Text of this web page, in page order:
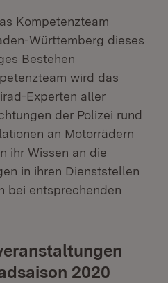
Kompetenzteam
Württemberg dieses
Bestehen
wird das
Experten aller
der Polizei rund
an Motorrädern
ihr Wissen an die
in ihren Dienststellen
bei entsprechenden
2020